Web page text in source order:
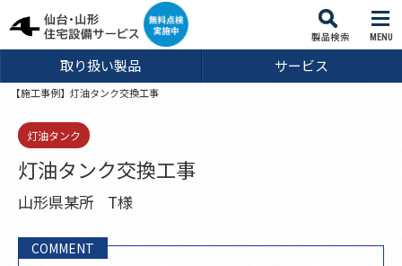
MENU
取り扱い製品 サービス
【施工事例】灯油タンク交換工事
灯油タンク
灯油タンク交換工事
山形県某所 T様
COMMENT